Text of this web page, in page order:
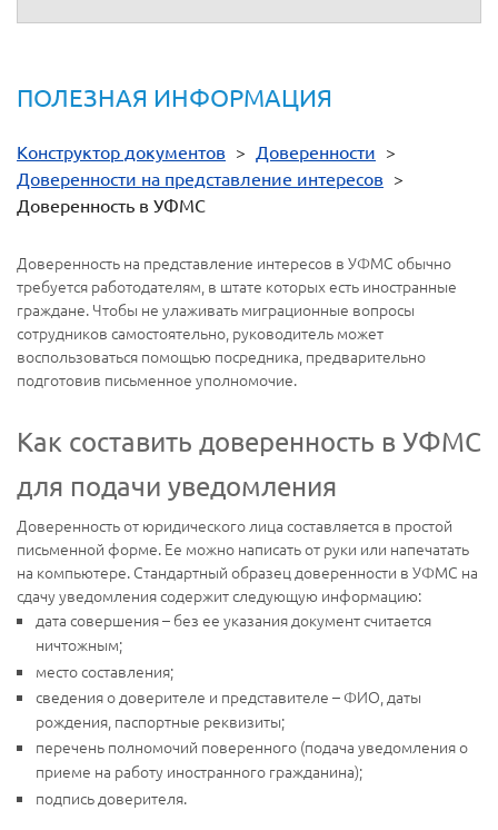
ПОЛЕЗНАЯ ИНФОРМАЦИЯ
Конструктор документов > Доверенности >
Доверенности на представление интересов >
Доверенность в УФМС
Доверенность на представление интересов в УФМС обычно
требуется работодателям, в штате которых есть иностранные
граждане. Чтобы не улаживать миграционные вопросы
сотрудников самостоятельно, руководитель может
воспользоваться помощью посредника, предварительно
подготовив письменное уполномочие.
Как составить доверенность в УФМС
для подачи уведомления
Доверенность от юридического лица составляется в простой
письменной форме. Ее можно написать от руки или напечатать
на компьютере. Стандартный образец доверенности в УФМС на
сдачу уведомления содержит следующую информацию:
дата совершения – без ее указания документ считается
ничтожным;
место составления;
сведения о доверителе и представителе – ФИО, даты
рождения, паспортные реквизиты;
перечень полномочий поверенного (подача уведомления о
приеме на работу иностранного гражданина);
подпись доверителя.